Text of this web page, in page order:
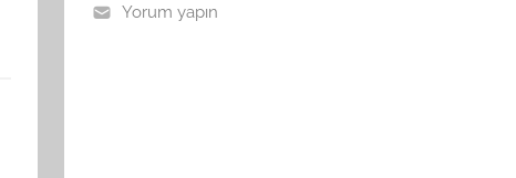
Yorum yapın